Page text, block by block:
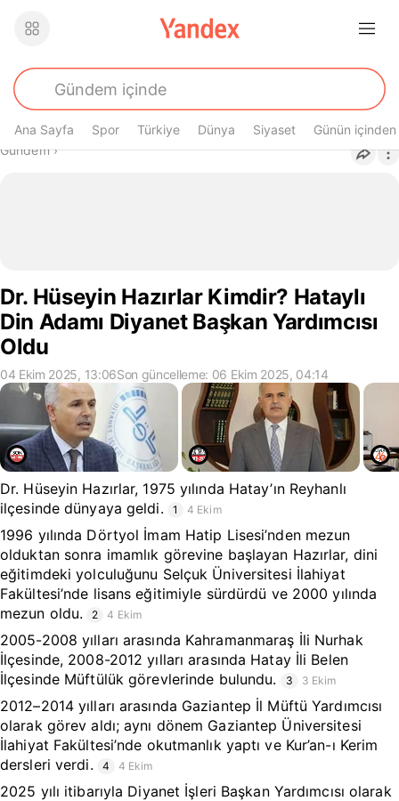
Ana Sayfa Spor Türkiye Dünya Siyaset Günün içinden
Buradasın
Gündem›
Dr. Hüseyin Hazırlar Kimdir? Hataylı
Din Adamı Diyanet Başkan Yardımcısı
Oldu
04 Ekim 2025, 13:06Son güncelleme: 06 Ekim 2025, 04:14
Dr. Hüseyin Hazırlar, 1975 yılında Hatay’ın Reyhanlı
ilçesinde dünyaya geldi.
1 4 Ekim
1996 yılında Dörtyol İmam Hatip Lisesi’nden mezun
olduktan sonra imamlık görevine başlayan Hazırlar, dini
eğitimdeki yolculuğunu Selçuk Üniversitesi İlahiyat
Fakültesi’nde lisans eğitimiyle sürdürdü ve 2000 yılında
mezun oldu.
2 4 Ekim
2005-2008 yılları arasında Kahramanmaraş İli Nurhak
İlçesinde, 2008-2012 yılları arasında Hatay İli Belen
İlçesinde Müftülük görevlerinde bulundu.
3 3 Ekim
2012–2014 yılları arasında Gaziantep İl Müftü Yardımcısı
olarak görev aldı; aynı dönem Gaziantep Üniversitesi
İlahiyat Fakültesi’nde okutmanlık yaptı ve Kur’an-ı Kerim
dersleri verdi.
4 4 Ekim
2025 yılı itibarıyla Diyanet İşleri Başkan Yardımcısı olarak